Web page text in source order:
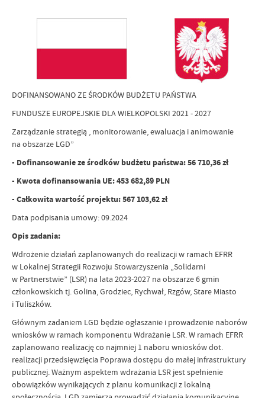
DOFINANSOWANO ZE ŚRODKÓW BUDŻETU PAŃSTWA
FUNDUSZE EUROPEJSKIE DLA WIELKOPOLSKI 2021 - 2027
Zarządzanie strategią , monitorowanie, ewaluacja i animowanie
na obszarze LGD”
- Dofinansowanie ze środków budżetu państwa: 56 710,36 zł
- Kwota dofinansowania UE: 453 682,89 PLN
- Całkowita wartość projektu: 567 103,62 zł
Data podpisania umowy: 09.2024
Opis zadania:
Wdrożenie działań zaplanowanych do realizacji w ramach EFRR
w Lokalnej Strategii Rozwoju Stowarzyszenia „Solidarni
w Partnerstwie” (LSR) na lata 2023-2027 na obszarze 6 gmin
członkowskich tj. Golina, Grodziec, Rychwał, Rzgów, Stare Miasto
i Tuliszków.
Głównym zadaniem LGD będzie ogłaszanie i prowadzenie naborów
wniosków w ramach komponentu Wdrażanie LSR. W ramach EFRR
zaplanowano realizację co najmniej 1 naboru wniosków dot.
realizacji przedsięwzięcia Poprawa dostępu do małej infrastruktury
publicznej. Ważnym aspektem wdrażania LSR jest spełnienie
obowiązków wynikających z planu komunikacji z lokalną